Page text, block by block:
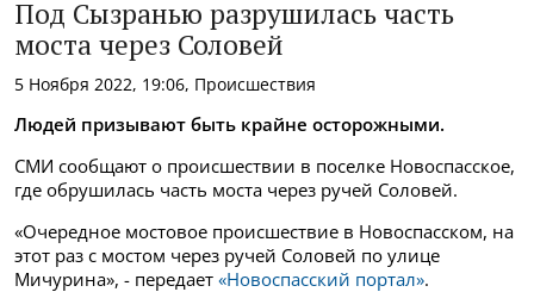
Под Сызранью разрушилась часть
моста через Соловей
5 Ноября 2022, 19:06, Происшествия
Людей призывают быть крайне осторожными.
СМИ сообщают о происшествии в поселке Новоспасское,
где обрушилась часть моста через ручей Соловей.
«Очередное мостовое происшествие в Новоспасском, на
этот раз с мостом через ручей Соловей по улице
Мичурина», - передает «Новоспасский портал».